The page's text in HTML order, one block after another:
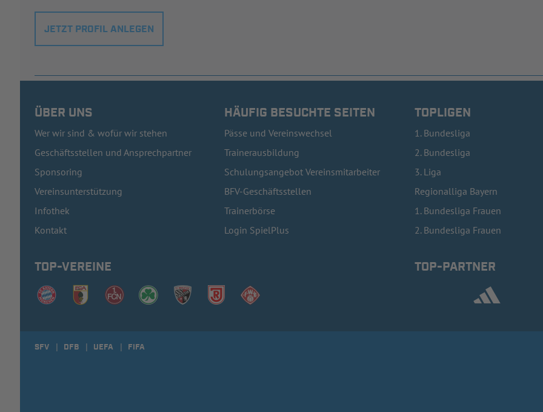
JETZT PROFIL ANLEGEN
ÜBER UNS
Wer wir sind & wofür wir stehen
Geschäftsstellen und Ansprechpartner
Sponsoring
Vereinsunterstützung
Infothek
Kontakt
HÄUFIG BESUCHTE SEITEN
Pässe und Vereinswechsel
Trainerausbildung
Schulungsangebot Vereinsmitarbeiter
BFV-Geschäftsstellen
Trainerbörse
Login SpielPlus
TOPLIGEN
1. Bundesliga
2. Bundesliga
3. Liga
Regionalliga Bayern
1. Bundesliga Frauen
2. Bundesliga Frauen
TOP-VEREINE TOP-PARTNER
SFV DFB UEFA FIFA